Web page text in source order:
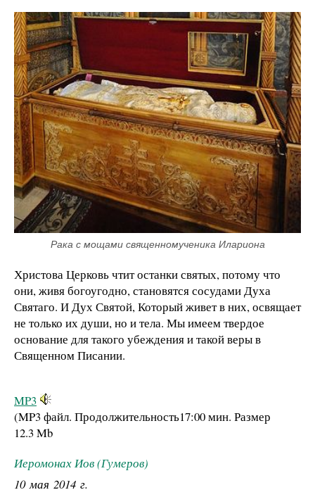
Рака с мощами священномученика Илариона
Христова Церковь чтит останки святых, потому что
они, живя богоугодно, становятся сосудами Духа
Святаго. И Дух Святой, Который живет в них, освящает
не только их души, но и тела. Мы имеем твердое
основание для такого убеждения и такой веры в
Священном Писании.
MP3
(MP3 файл. Продолжительность17:00 мин. Размер
12.3 Mb
Иеромонах Иов (Гумеров)
10 мая 2014 г.